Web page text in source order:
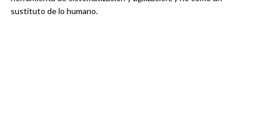
sustituto de lo humano.